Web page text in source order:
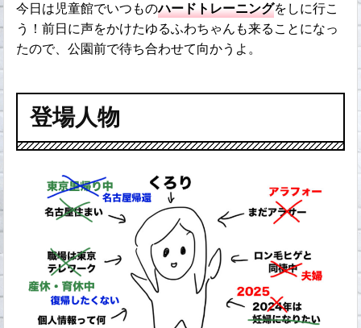
今日は児童館でいつものハードトレーニングをしに行こ
う！前日に声をかけたゆるふわちゃんも来ることになっ
たので、公園前で待ち合わせて向かうよ。
登場人物